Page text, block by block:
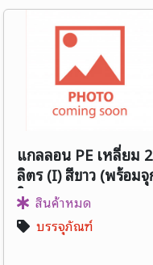
แกลลอน PE เหลี่ยม 2
ลิตร (I) สีขาว (พร้อม
ในและฝา)
สินค้าหมด
บรรจุภัณฑ์